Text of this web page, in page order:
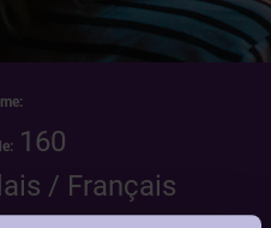
160
/ Français